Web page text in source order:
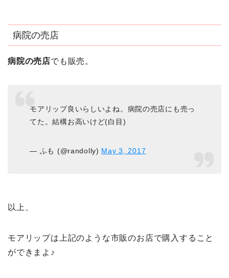
病院の売店
病院の売店でも販売。
モアリップ良いらしいよね。病院の売店にも売っ
てた。結構お高いけど(白目)
— ふも (@randolly) May 3, 2017
以上、
モアリップは上記のような市販のお店で購入すること
ができまよ♪